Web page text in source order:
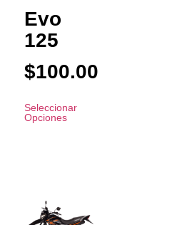
Evo
125
$100.00
Seleccionar
Opciones